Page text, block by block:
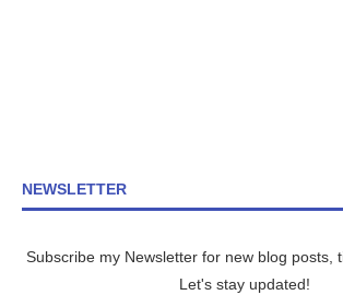
NEWSLETTER
Subscribe my Newsletter for new blog posts,
Let's stay updated!